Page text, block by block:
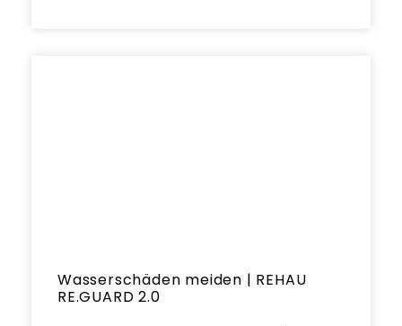
Wasserschäden meiden | REHAU
RE.GUARD 2.0